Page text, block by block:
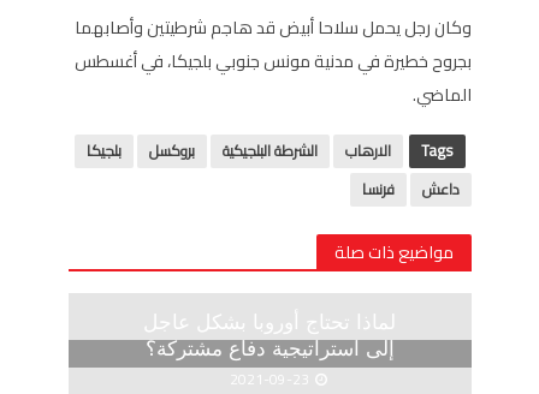
وكان رجل يحمل سلاحا أبيض قد هاجم شرطيتين وأصابهما
بجروح خطيرة في مدنية مونس جنوبي بلجيكا، في أغسطس
الماضي.
Tags الارهاب الشرطة البلجيكية بروكسل
بلجيكا
داعش
فرنسا
مواضيع ذات صلة
لماذا تحتاج أوروبا بشكل عاجل
إلى استراتيجية دفاع مشتركة؟
2021-09-23